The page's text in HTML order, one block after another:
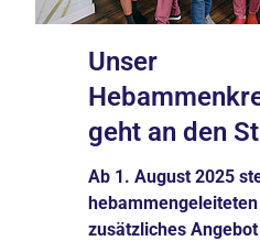
Unser
geht an den
Ab 1. August 2025
zusätzliches